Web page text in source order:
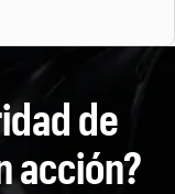
de
acción?